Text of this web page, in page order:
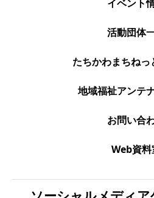
イベント
活動団体
たちかわまちね
地域福祉アンテ
お問い合
Web資料